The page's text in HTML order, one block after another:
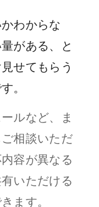
わからな
がある、と
せてもらう
。
ルなど、ま
相談いただ
容が異なる
いただける
ます。